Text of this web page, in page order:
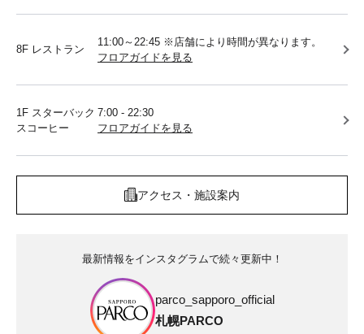
8F レストラン
11:00～22:45 ※店舗により時間が異なります。
フロアガイドを見る
1F スターバック
スコーヒー
7:00 - 22:30
フロアガイドを見る
アクセス・施設案内
最新情報をインスタグラムで続々更新中！
parco_sapporo_official
札幌PARCO